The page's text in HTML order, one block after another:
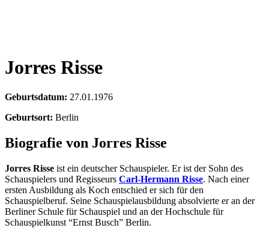
Jorres Risse
Geburtsdatum: 27.01.1976
Geburtsort: Berlin
Biografie von Jorres Risse
Jorres Risse ist ein deutscher Schauspieler. Er ist der Sohn des
Schauspielers und Regisseurs Carl-Hermann Risse. Nach einer
ersten Ausbildung als Koch entschied er sich für den
Schauspielberuf. Seine Schauspielausbildung absolvierte er an der
Berliner Schule für Schauspiel und an der Hochschule für
Schauspielkunst “Ernst Busch” Berlin.